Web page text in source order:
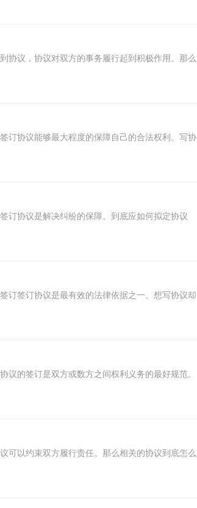
协议，协议对双方的事务履行起到积极作用。那么
订协议能够最大程度的保障自己的合法权利。写协
订协议是解决纠纷的保障。到底应如何拟定协议
订签订协议是最有效的法律依据之一。想写协议却
的签订是双方或数方之间权利义务的最好规范。
可以约束双方履行责任。那么相关的协议到底怎么